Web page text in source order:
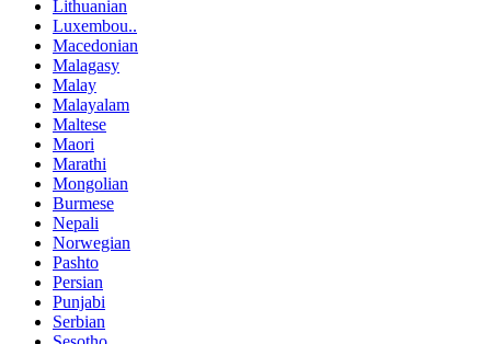
Lithuanian
Luxembou..
Macedonian
Malagasy
Malay
Malayalam
Maltese
Maori
Marathi
Mongolian
Burmese
Nepali
Norwegian
Pashto
Persian
Punjabi
Serbian